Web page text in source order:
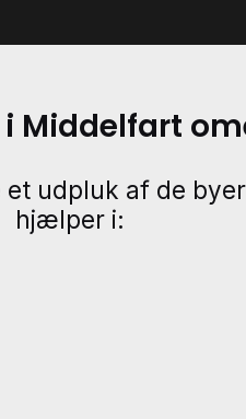
Middelfart
et udpluk af de
hjælper i: